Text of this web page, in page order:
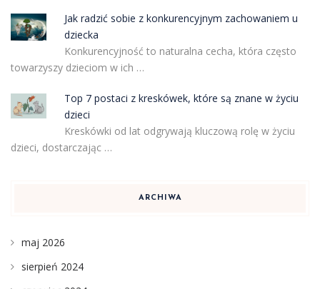
Jak radzić sobie z konkurencyjnym zachowaniem u
dziecka
Konkurencyjność to naturalna cecha, która często
towarzyszy dzieciom w ich …
Top 7 postaci z kreskówek, które są znane w życiu
dzieci
Kreskówki od lat odgrywają kluczową rolę w życiu
dzieci, dostarczając …
ARCHIWA
maj 2026
sierpień 2024